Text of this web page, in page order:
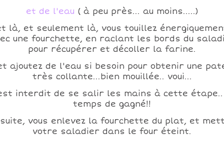
et de l'eau ( à peu près... au moins.....)
là, et seulement là, vous touillez
une fourchette, en raclant les bords du
pour récupérer et décoller la farine.
ajoutez de l'eau si besoin pour obtenir une
très collante...bien mouillée.. voui...
interdit de se salir les mains à cette étape..
temps de gagné!!
vous enlevez la fourchette du plat, et
votre saladier dans le four éteint.